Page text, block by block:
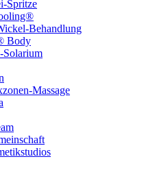
Spritze
Behandlung
Body
Solarium
Massage